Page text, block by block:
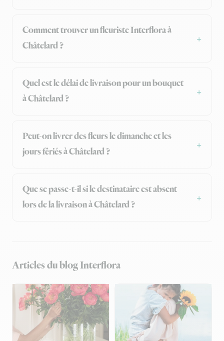
Comment trouver un fleuriste Interflora à
Châtelard ?
Quel est le délai de livraison pour un bouquet
à Châtelard ?
Peut-on livrer des fleurs le dimanche et les
jours fériés à Châtelard ?
Que se passe-t-il si le destinataire est absent
lors de la livraison à Châtelard ?
Articles du blog Interflora